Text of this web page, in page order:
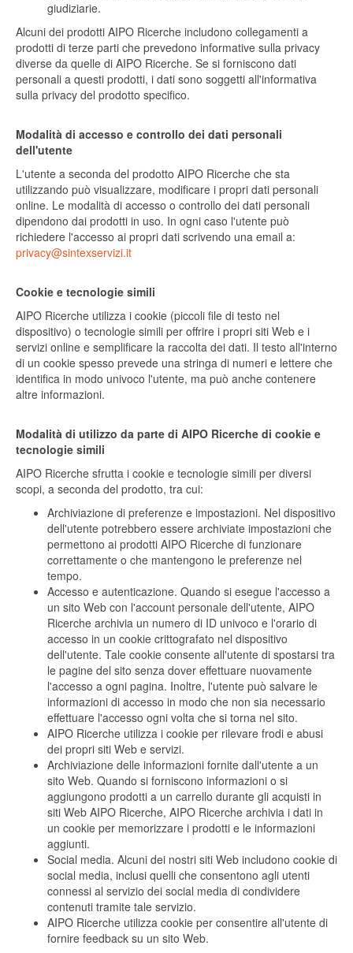
giudiziarie.
Alcuni dei prodotti AIPO Ricerche includono collegamenti a
prodotti di terze parti che prevedono informative sulla privacy
diverse da quelle di AIPO Ricerche. Se si forniscono dati
personali a questi prodotti, i dati sono soggetti all'informativa
sulla privacy del prodotto specifico.
Modalità di accesso e controllo dei dati personali
dell'utente
L'utente a seconda del prodotto AIPO Ricerche che sta
utilizzando può visualizzare, modificare i propri dati personali
online. Le modalità di accesso o controllo dei dati personali
dipendono dai prodotti in uso. In ogni caso l'utente può
richiedere l'accesso ai propri dati scrivendo una email a:
privacy@sintexservizi.it
Cookie e tecnologie simili
AIPO Ricerche utilizza i cookie (piccoli file di testo nel
dispositivo) o tecnologie simili per offrire i propri siti Web e i
servizi online e semplificare la raccolta dei dati. Il testo all'interno
di un cookie spesso prevede una stringa di numeri e lettere che
identifica in modo univoco l'utente, ma può anche contenere
altre informazioni.
Modalità di utilizzo da parte di AIPO Ricerche di cookie e
tecnologie simili
AIPO Ricerche sfrutta i cookie e tecnologie simili per diversi
scopi, a seconda del prodotto, tra cui:
Archiviazione di preferenze e impostazioni. Nel dispositivo
dell'utente potrebbero essere archiviate impostazioni che
permettono ai prodotti AIPO Ricerche di funzionare
correttamente o che mantengono le preferenze nel
tempo.
Accesso e autenticazione. Quando si esegue l'accesso a
un sito Web con l'account personale dell'utente, AIPO
Ricerche archivia un numero di ID univoco e l'orario di
accesso in un cookie crittografato nel dispositivo
dell'utente. Tale cookie consente all'utente di spostarsi tra
le pagine del sito senza dover effettuare nuovamente
l'accesso a ogni pagina. Inoltre, l'utente può salvare le
informazioni di accesso in modo che non sia necessario
effettuare l'accesso ogni volta che si torna nel sito.
AIPO Ricerche utilizza i cookie per rilevare frodi e abusi
dei propri siti Web e servizi.
Archiviazione delle informazioni fornite dall'utente a un
sito Web. Quando si forniscono informazioni o si
aggiungono prodotti a un carrello durante gli acquisti in
siti Web AIPO Ricerche, AIPO Ricerche archivia i dati in
un cookie per memorizzare i prodotti e le informazioni
aggiunti.
Social media. Alcuni dei nostri siti Web includono cookie di
social media, inclusi quelli che consentono agli utenti
connessi al servizio dei social media di condividere
contenuti tramite tale servizio.
AIPO Ricerche utilizza cookie per consentire all'utente di
fornire feedback su un sito Web.